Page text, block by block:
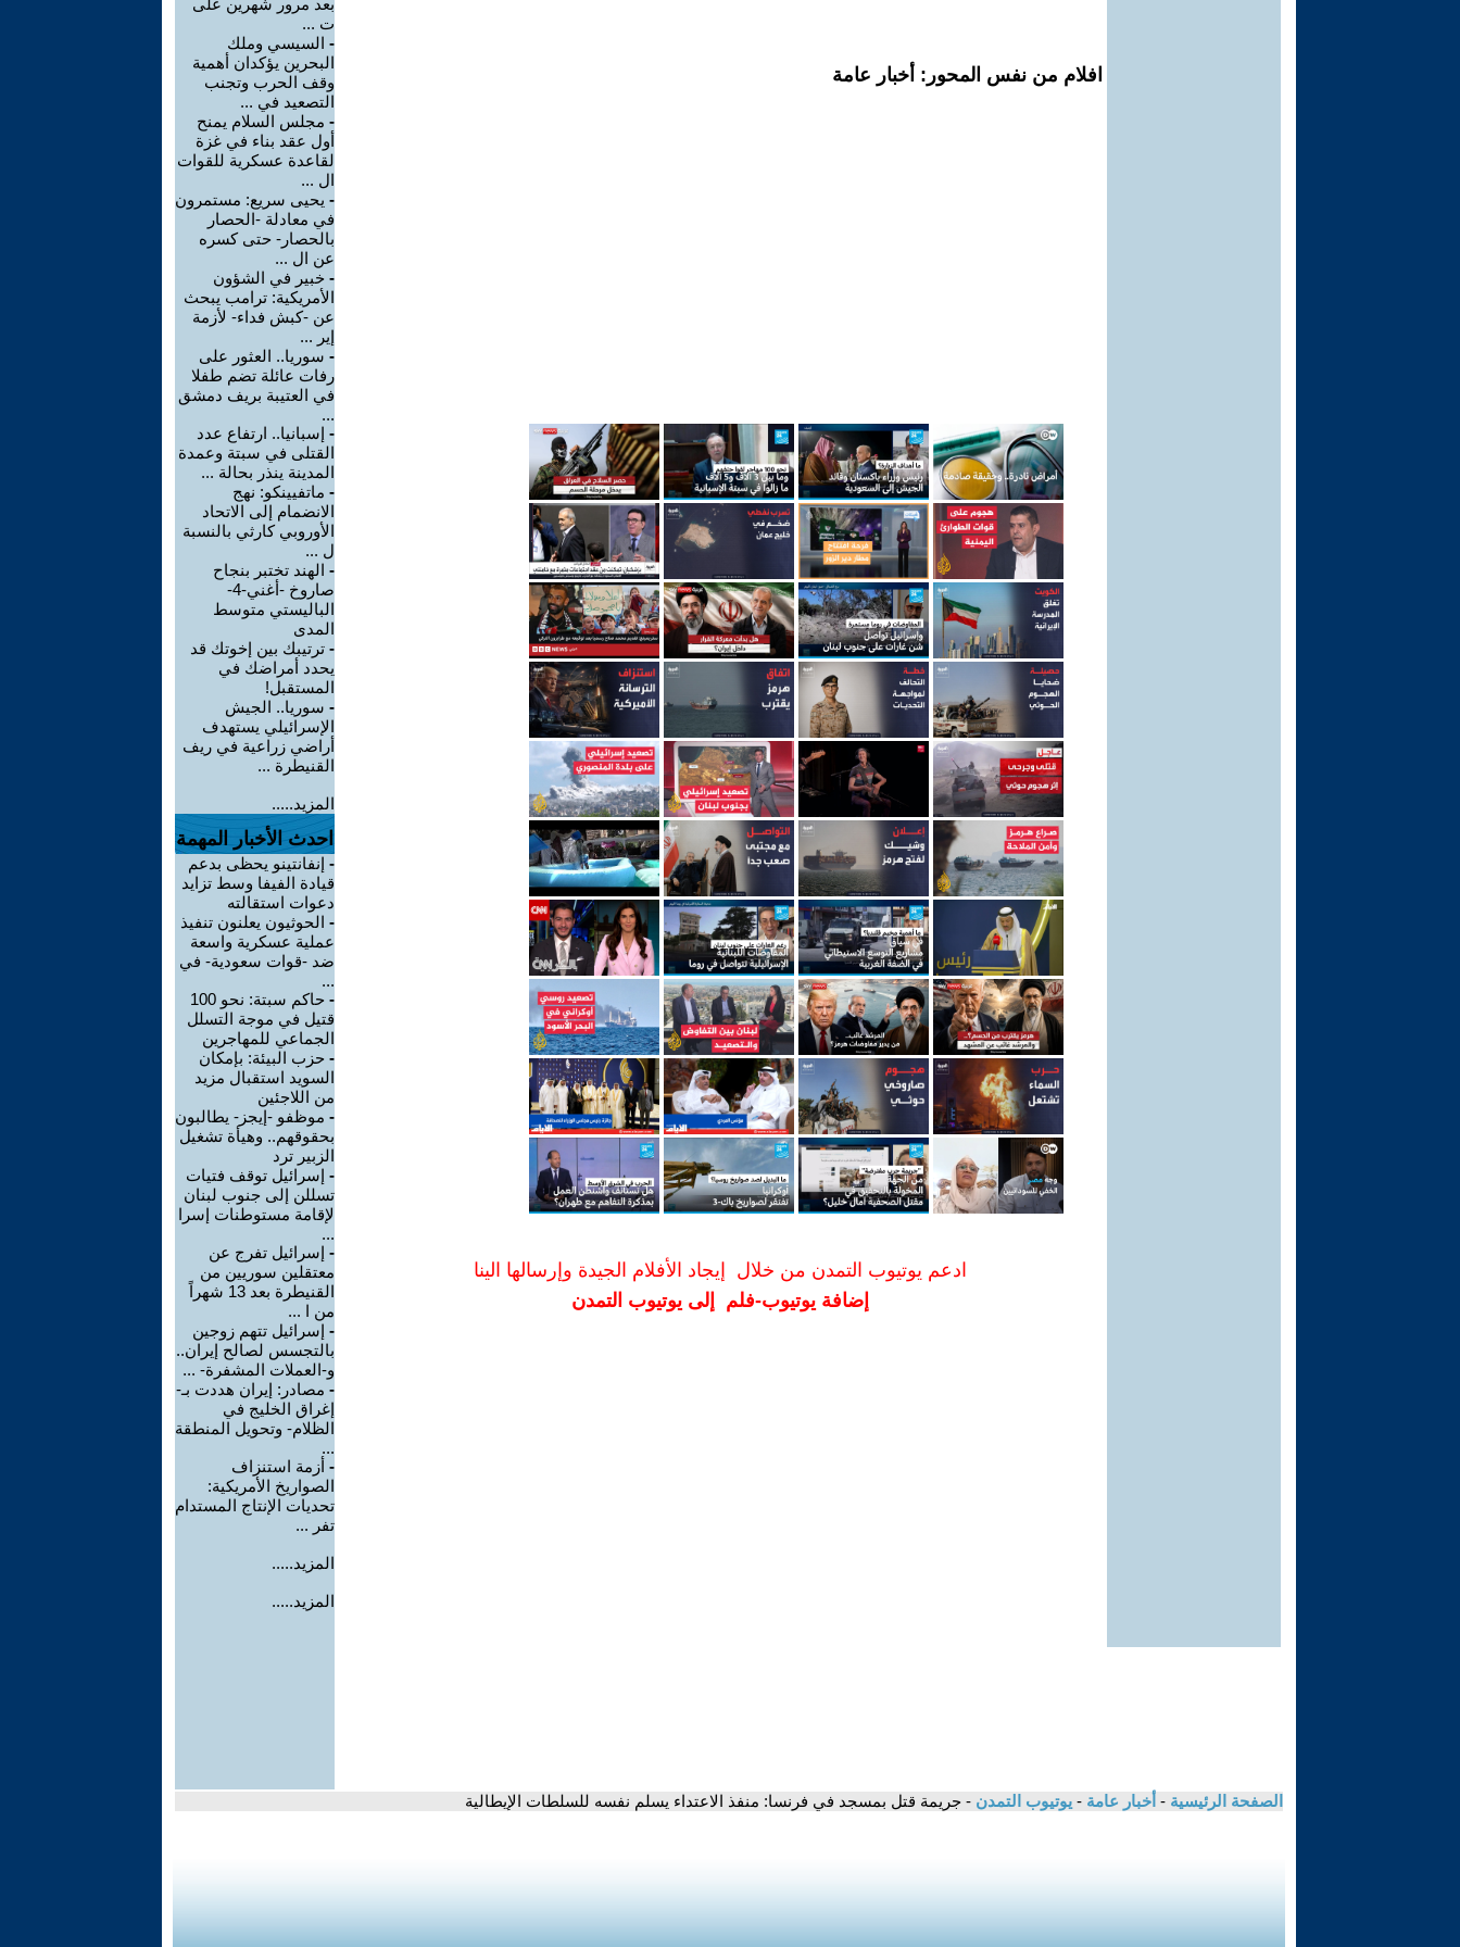
افلام من نفس المحور: أخبار عامة
ادعم يوتيوب التمدن من خلال إيجاد الأفلام الجيدة وإرسالها الينا
إضافة يوتيوب-فلم إلى يوتيوب التمدن
بعد مرور شهرين على
ت ...
- السيسي وملك
البحرين يؤكدان أهمية
وقف الحرب وتجنب
التصعيد في ...
- مجلس السلام يمنح
أول عقد بناء في غزة
لقاعدة عسكرية للقوات
ال ...
- يحيى سريع: مستمرون
في معادلة -الحصار
بالحصار- حتى كسره
عن ال ...
- خبير في الشؤون
الأمريكية: ترامب يبحث
عن -كبش فداء- لأزمة
إير ...
- سوريا.. العثور على
رفات عائلة تضم طفلا
في العتيبة بريف دمشق
...
- إسبانيا.. ارتفاع عدد
القتلى في سبتة وعمدة
المدينة ينذر بحالة ...
- ماتفيينكو: نهج
الانضمام إلى الاتحاد
الأوروبي كارثي بالنسبة
ل ...
- الهند تختبر بنجاح
صاروخ -أغني-4-
الباليستي متوسط
المدى
- ترتيبك بين إخوتك قد
يحدد أمراضك في
المستقبل!
- سوريا.. الجيش
الإسرائيلي يستهدف
أراضي زراعية في ريف
القنيطرة ...
المزيد.....
احدث الأخبار المهمة
- إنفانتينو يحظى بدعم
قيادة الفيفا وسط تزايد
دعوات استقالته
- الحوثيون يعلنون تنفيذ
عملية عسكرية واسعة
ضد -قوات سعودية- في
...
-
حاكم سبتة: نحو 100
قتيل في موجة التسلل
الجماعي للمهاجرين
- حزب البيئة: بإمكان
السويد استقبال مزيد
من اللاجئين
- موظفو -إيجز- يطالبون
بحقوقهم.. وهيأة تشغيل
الزبير ترد
- إسرائيل توقف فتيات
تسللن إلى جنوب لبنان
لإقامة مستوطنات إسرا
...
- إسرائيل تفرج عن
معتقلين سوريين من
القنيطرة بعد 13 شهراً
من ا ...
- إسرائيل تتهم زوجين
بالتجسس لصالح إيران..
و-العملات المشفرة- ...
- مصادر: إيران هددت بـ-
إغراق الخليج في
الظلام- وتحويل المنطقة
...
- أزمة استنزاف
الصواريخ الأمريكية:
تحديات الإنتاج المستدام
تفر ...
المزيد.....
المزيد.....
الصفحة الرئيسية - أخبار عامة - يوتيوب التمدن - جريمة قتل بمسجد في فرنسا: منفذ الاعتداء يسلم نفسه للسلطات الإيطالية